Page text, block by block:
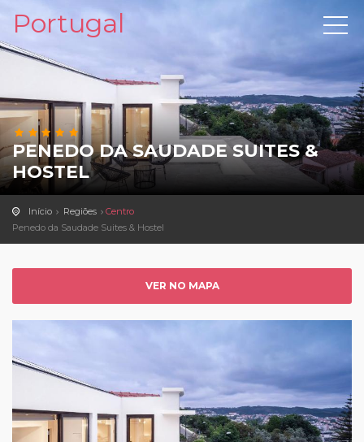
Portugal
PENEDO DA SAUDADE SUITES &
HOSTEL
Início Regiões
Centro
Penedo da Saudade Suites & Hostel
VER NO MAPA